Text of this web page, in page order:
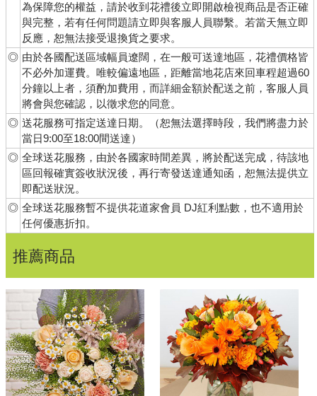
為保障您的權益，請於收到花禮後立即開啟檢視商品是否正確
與完整，若有任何問題請立即與客服人員聯繫。若當天無立即
反應，恕無法接受退換貨之要求。
◎ 由於各國配送區域幅員遼闊，在一般可送達地區，花禮價格皆
不必外加運費。唯較偏遠地區，距離當地花店來回車程超過60
分鐘以上者，須酌加費用，而詳細金額於配送之前，客服人員
將會與您確認，以徵求您的同意。
◎ 送花服務可指定送達日期。（恕無法選擇時段，我們將盡力於
當日9:00至18:00間送達）
◎ 全球送花服務，由於各國家時間差異，將於配送完成，待該地
區回報確實簽收狀況後，再行寄發送達通知函，恕無法提供立
即配送狀況。
◎ 全球送花服務暫不提供花道家會員 DJ紅利點數，也不適用於
任何優惠折扣。
推薦商品